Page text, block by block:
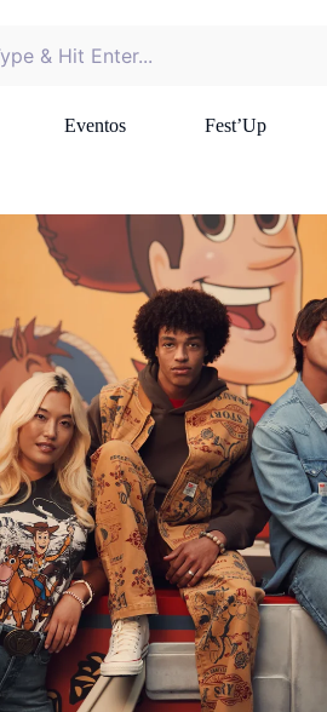
Eventos Fest’Up